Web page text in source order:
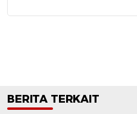
BERITA TERKAIT